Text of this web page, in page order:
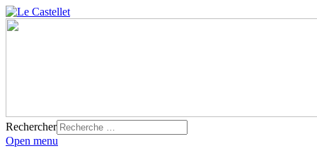
Rechercher
Open menu